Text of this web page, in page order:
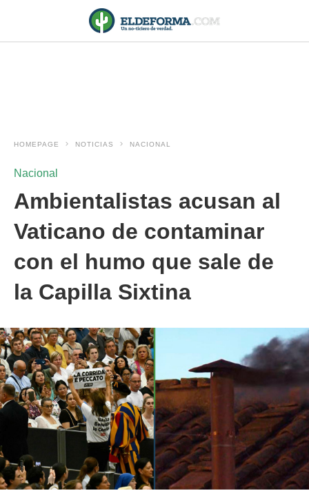
HOMEPAGE NOTICIAS NACIONAL
Nacional
Ambientalistas acusan al
Vaticano de contaminar
con el humo que sale de
la Capilla Sixtina